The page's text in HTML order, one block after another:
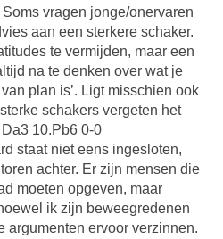
vragen jonge/onervaren
aan een sterkere schaker.
te vermijden, maar een
na te denken over wat je
plan is’. Ligt misschien ook
schakers vergeten het
10.Pb6 0-0
staat niet eens ingesloten,
achter. Er zijn mensen die
moeten opgeven, maar
ik zijn beweegredenen
argumenten ervoor verzinnen.